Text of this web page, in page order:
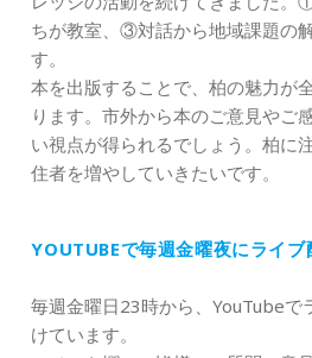
ちが教室、③対話から地域課題の
す。
本を出版することで、柏の魅力が
ります。市外から本のご意見やご
い視点が得られるでしょう。柏に
住者を増やしていきたいです。
YOUTUBEで毎週金曜夜にライブ
毎週金曜日23時から、YouTubeで
けています。